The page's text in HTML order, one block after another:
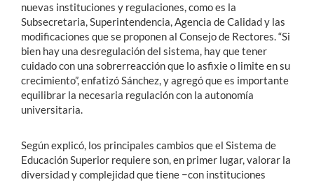
nuevas instituciones y regulaciones, como es la
Subsecretaria, Superintendencia, Agencia de Calidad y las
modificaciones que se proponen al Consejo de Rectores. “Si
bien hay una desregulación del sistema, hay que tener
cuidado con una sobrerreacción que lo asfixie o limite en su
crecimiento”, enfatizó Sánchez, y agregó que es importante
equilibrar la necesaria regulación con la autonomía
universitaria.
Según explicó, los principales cambios que el Sistema de
Educación Superior requiere son, en primer lugar, valorar la
diversidad y complejidad que tiene −con instituciones